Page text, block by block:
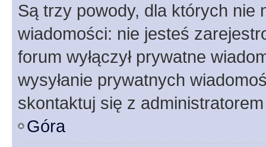
Są trzy powody, dla których nie
wiadomości: nie jesteś
forum wyłączył prywatne
wysyłanie prywatnych
skontaktuj się z
Góra